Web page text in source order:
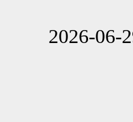
2026-06-